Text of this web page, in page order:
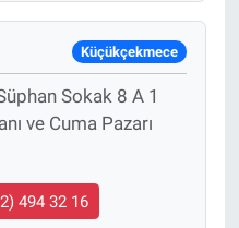
Küçükçekmece
Sokak 8 A 1
ve Cuma Pazarı
494 32 16